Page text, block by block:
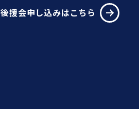
後援会申し込みはこちら